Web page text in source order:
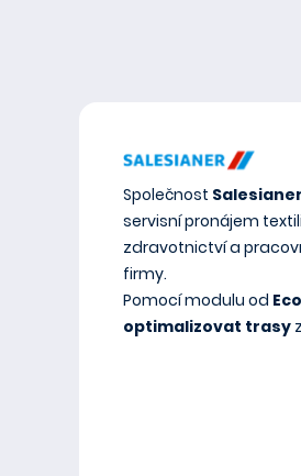
Společnost
servisní pronájem
zdravotnictví a
firmy.
Pomocí modulu od
optimalizovat trasy